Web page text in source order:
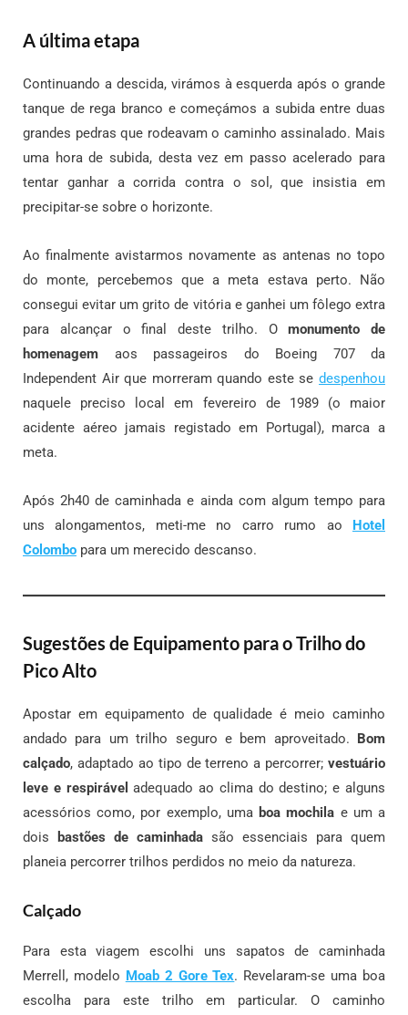
A última etapa
Continuando a descida, virámos à esquerda após o grande
tanque de rega branco e começámos a subida entre duas
grandes pedras que rodeavam o caminho assinalado. Mais
uma hora de subida, desta vez em passo acelerado para
tentar ganhar a corrida contra o sol, que insistia em
precipitar-se sobre o horizonte.
Ao finalmente avistarmos novamente as antenas no topo
do monte, percebemos que a meta estava perto. Não
consegui evitar um grito de vitória e ganhei um fôlego extra
para alcançar o final deste trilho. Omonumento de
homenagem aos passageiros do Boeing 707 da
Independent Air que morreram quando este se despenhou
naquele preciso local em fevereiro de 1989 (o maior
acidente aéreo jamais registado em Portugal), marca a
meta.
Após 2h40 de caminhada e ainda com algum tempo para
uns alongamentos, meti-me no carro rumo ao Hotel
Colombo para um merecido descanso.
Sugestões de Equipamento para o Trilho do
Pico Alto
Apostar em equipamento de qualidade é meio caminho
andado para um trilho seguro e bem aproveitado. Bom
calçado, adaptado ao tipo de terreno a percorrer; vestuário
leve e respirável adequado ao clima do destino; e alguns
acessórios como, por exemplo, uma boa mochila e um a
dois
bastões de caminhada são essenciais para quem
planeia percorrer trilhos perdidos no meio da natureza.
Calçado
Para esta viagem escolhi uns sapatos de caminhada
Merrell, modelo Moab 2 Gore Tex. Revelaram-se uma boa
escolha para este trilho em particular. O caminho